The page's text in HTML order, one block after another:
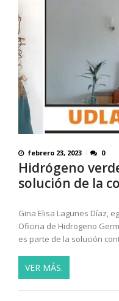
febrero 23, 2023 0
Hidrógeno
solución de la
Gina Elisa Lagunes Díaz,
Oficina de Hidrogeno
es parte de la solución
VER MÁS.